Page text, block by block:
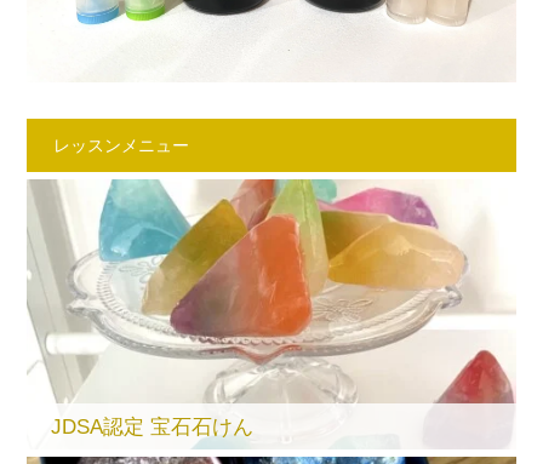
レッスンメニュー
JDSA認定 宝石石けん